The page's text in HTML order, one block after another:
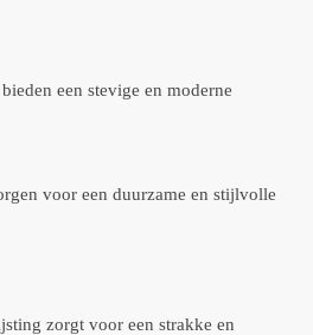
een stevige en moderne
voor een duurzame en stijlvolle
zorgt voor een strakke en